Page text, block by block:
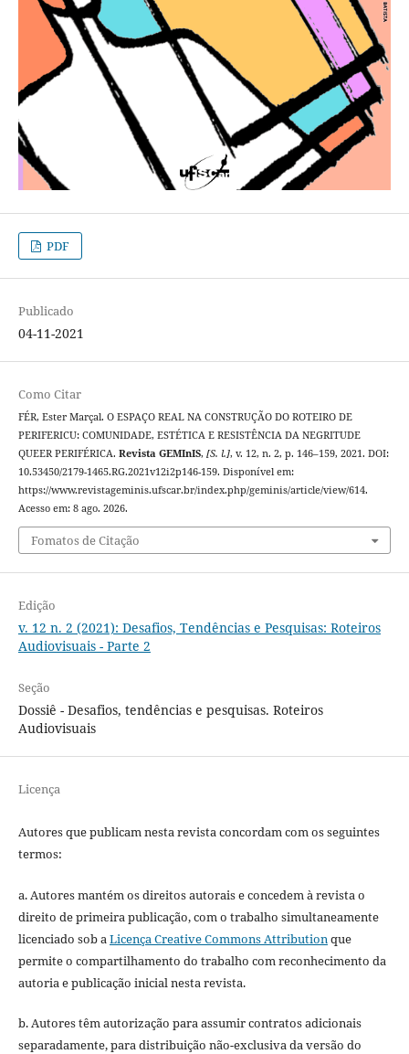
PDF
Publicado
04-11-2021
Como Citar
FÉR, Ester Marçal. O ESPAÇO REAL NA CONSTRUÇÃO DO ROTEIRO DE
PERIFERICU: COMUNIDADE, ESTÉTICA E RESISTÊNCIA DA NEGRITUDE
QUEER PERIFÉRICA. Revista GEMInIS, [S. l.], v. 12, n. 2, p. 146–159, 2021. DOI:
10.53450/2179-1465.RG.2021v12i2p146-159. Disponível em:
https://www.revistageminis.ufscar.br/index.php/geminis/article/view/614.
Acesso em: 8 ago. 2026.
Fomatos de Citação
Edição
v. 12 n. 2 (2021): Desafios, Tendências e Pesquisas: Roteiros
Audiovisuais - Parte 2
Seção
Dossiê - Desafios, tendências e pesquisas. Roteiros
Audiovisuais
Licença
Autores que publicam nesta revista concordam com os seguintes
termos:
a. Autores mantém os direitos autorais e concedem à revista o
direito de primeira publicação, com o trabalho simultaneamente
licenciado sob a Licença Creative Commons Attribution que
permite o compartilhamento do trabalho com reconhecimento da
autoria e publicação inicial nesta revista.
b. Autores têm autorização para assumir contratos adicionais
separadamente, para distribuição não-exclusiva da versão do